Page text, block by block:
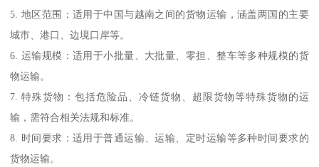
5. 地区范围：适用于中国与越南之间的货物运输，涵盖两国的主要
城市、港口、边境口岸等。
6. 运输规模：适用于小批量、大批量、零担、整车等多种规模的货
物运输。
7. 特殊货物：包括危险品、冷链货物、超限货物等特殊货物的运
输，需符合相关法规和标准。
8. 时间要求：适用于普通运输、运输、定时运输等多种时间要求的
货物运输。